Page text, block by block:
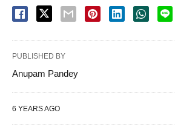
PUBLISHED BY
Anupam Pandey
6 YEARS AGO